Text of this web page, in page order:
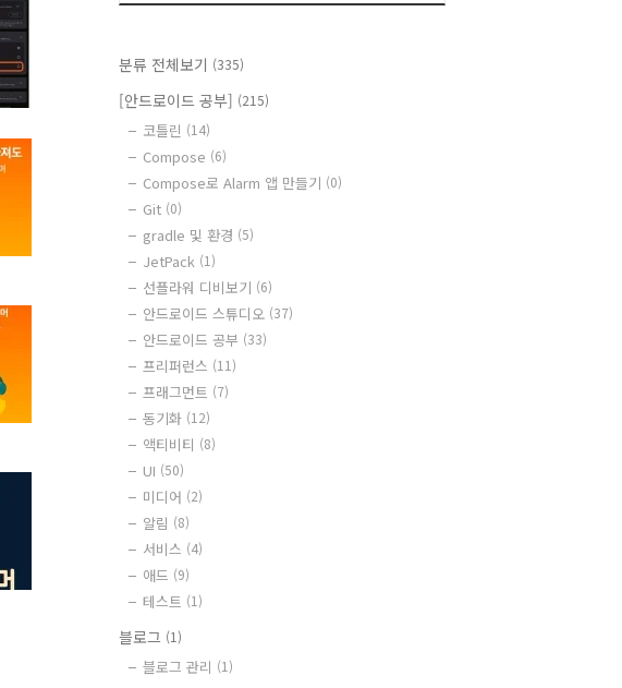
분류 전체보기 (335)
[안드로이드 공부] (215)
코틀린 (14)
Compose (6)
Compose로 Alarm 앱 만들기 (0)
Git (0)
gradle 및 환경 (5)
JetPack (1)
선플라워 디비보기 (6)
안드로이드 스튜디오 (37)
안드로이드 공부 (33)
프리퍼런스 (11)
프래그먼트 (7)
동기화 (12)
액티비티 (8)
UI (50)
미디어 (2)
알림 (8)
서비스 (4)
애드 (9)
테스트 (1)
블로그 (1)
블로그 관리 (1)